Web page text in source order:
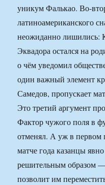
уникум Фалькао. Во-
латиноамериканского
неожиданно лишились:
Эквадора остался на
о чём уведомил
один важный элемент
Самедов, пропускает
Это третий аргумент
Фактор чужого поля в
отменял. А уж в
матче года казанцы
решительным образом
позволит им